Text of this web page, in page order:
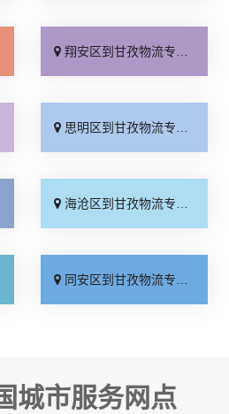
翔安区到甘孜物流专线_怎么收费「价格透明」
思明区到甘孜物流专线_全程无虑「准时准点」
海沧区到甘孜物流专线_全境到达「价格透明」
同安区到甘孜物流专线_专业靠谱「专业可靠」
城市服务网点